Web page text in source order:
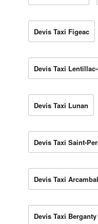
Devis Taxi Figeac
Devis Taxi
Devis Taxi Lunan
Devis Taxi Saint-
Devis Taxi Arcambal
Devis Taxi Berganty